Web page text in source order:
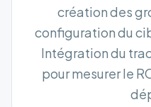
création des
configuration du
Intégration du
pour mesurer le